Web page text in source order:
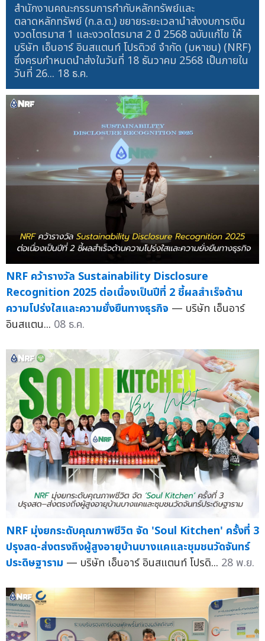
สำนักงานคณะกรรมการกำกับหลักทรัพย์และ
ตลาดหลักทรัพย์ (ก.ล.ต.) ขยายระยะเวลานำส่งงบการเงิน
งวดไตรมาส 1 และงวดไตรมาส 2 ปี 2568 ฉบับแก้ไข ให้
บริษัท เอ็นอาร์ อินสแตนท์ โปรดิวซ์ จำกัด (มหาชน) (NRF)
ซึ่งครบกำหนดนำส่งในวันที่ 18 ธันวาคม 2568 เป็นภายใน
วันที่ 26... 18 ธ.ค.
NRF คว้ารางวัล Sustainability Disclosure
Recognition 2025 ต่อเนื่องเป็นปีที่ 2 ชี้ผลสำเร็จด้าน
ความโปร่งใสและความยั่งยืนทางธุรกิจ — บริษัท เอ็นอาร์
อินสแตน... 08 ธ.ค.
NRF มุ่งยกระดับคุณภาพชีวิต จัด 'Soul Kitchen' ครั้งที่ 3
ปรุงสด-ส่งตรงถึงผู้สูงอายุบ้านบางแคและชุมชนวัดจันทร์
ประดิษฐาราม — บริษัท เอ็นอาร์ อินสแตนท์ โปรดิ... 28 พ.ย.